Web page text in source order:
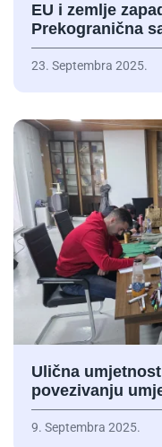
EU i zemlje
Prekogranična
23. Septembra 2025.
Ulična
povezivanju
9. Septembra 2025.